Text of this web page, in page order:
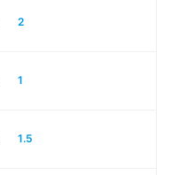
2
1
1.5